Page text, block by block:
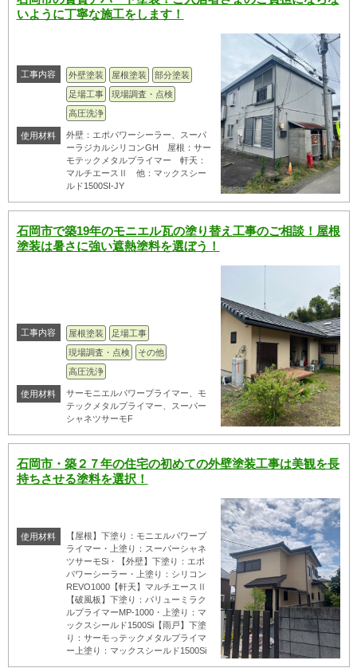
いように丁寧な施工をします！
工事内容 外壁塗装 屋根塗装
部分塗装
足場工事
現場調査・点検
高圧洗浄
使用材料
外壁：エポパワーシーラー、スーパ
ーラジカルシリコンGH 屋根：サー
モテックメタルプライマー 軒天：
マルチエースⅡ 他：マックスシー
ルド1500SI-JY
石岡市で築19年のモニエル瓦の塗り替え工事のご相談！屋根
塗装は暑さに強い遮熱塗料を選ぼう！
工事内容 屋根塗装
足場工事
現場調査・点検
その他
高圧洗浄
使用材料
サーモニエルパワープライマー、モ
テックメタルプライマー、スーパー
シャネツサーモF
石岡市・築２７年の住宅の初めての外壁塗装工事は美観を長
持ちさせる塗料を選択！
使用材料
【屋根】下塗り：モニエルパワープ
ライマー・上塗り：スーパーシャネ
ツサーモSi・【外壁】下塗り：エポ
パワーシーラー・上塗り：シリコン
REVO1000【軒天】マルチエースⅡ
【破風板】下塗り：バリューミラク
ルプライマーMP-1000・上塗り：マ
ックスシールド1500Si【雨戸】下塗
り：サーモっテックメタルプライマ
ー上塗り：マックスシールド1500Si